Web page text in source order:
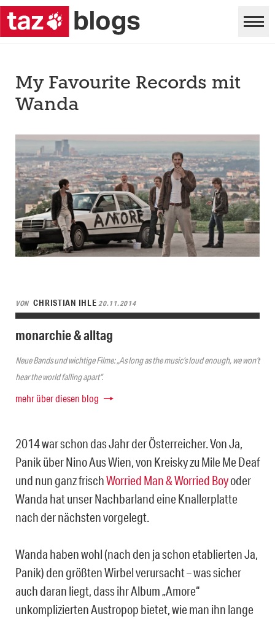
My Favourite Records mit
Wanda
VON CHRISTIAN IHLE20.11.2014
monarchie & alltag
Neue Bands und wichtige Filme: „As long as the music’s loud enough, we won’t
hear the world falling apart“.
mehr über diesen blog
2014 war schon das Jahr der Österreicher. Von Ja,
Panik über Nino Aus Wien, von Kreisky zu Mile Me Deaf
und nun ganz frischWorried Man & Worried Boyoder
Wanda hat unser Nachbarland eine Knallerplatte
nach der nächsten vorgelegt.
Wanda haben wohl (nach den ja schon etablierten Ja,
Panik) den größten Wirbel verursacht – was sicher
auch daran liegt, dass ihr Album „Amore“
unkomplizierten Austropop bietet, wie man ihn lange